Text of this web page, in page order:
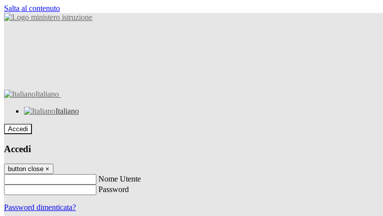
Salta al contenuto
Italiano
Italiano
Accedi
Accedi
button close ×
Nome Utente
Password
Password dimenticata?